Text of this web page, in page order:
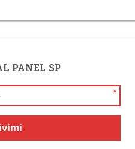
PANEL SP
*